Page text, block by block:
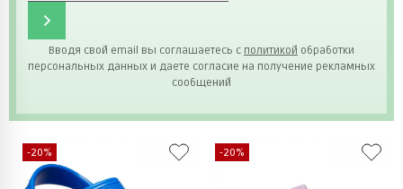
Вводя свой email вы соглашаетесь с политикой обработки
персональных данных и даете согласие на получение рекламных
сообщений
-20% -20%